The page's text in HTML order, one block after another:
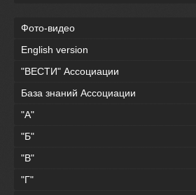
Фото-видео
English version
"ВЕСТИ" Ассоциации
База знаний Ассоциации
"А"
"Б"
"В"
"Г"